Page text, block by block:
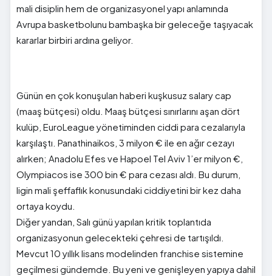
mali disiplin hem de organizasyonel yapı anlamında
Avrupa basketbolunu bambaşka bir geleceğe taşıyacak
kararlar birbiri ardına geliyor.
Günün en çok konuşulan haberi kuşkusuz salary cap
(maaş bütçesi) oldu. Maaş bütçesi sınırlarını aşan dört
kulüp, EuroLeague yönetiminden ciddi para cezalarıyla
karşılaştı. Panathinaikos, 3 milyon € ile en ağır cezayı
alırken; Anadolu Efes ve Hapoel Tel Aviv 1’er milyon €,
Olympiacos ise 300 bin € para cezası aldı. Bu durum,
ligin mali şeffaflık konusundaki ciddiyetini bir kez daha
ortaya koydu.
Diğer yandan, Salı günü yapılan kritik toplantıda
organizasyonun gelecekteki çehresi de tartışıldı.
Mevcut 10 yıllık lisans modelinden franchise sistemine
geçilmesi gündemde. Bu yeni ve genişleyen yapıya dahil